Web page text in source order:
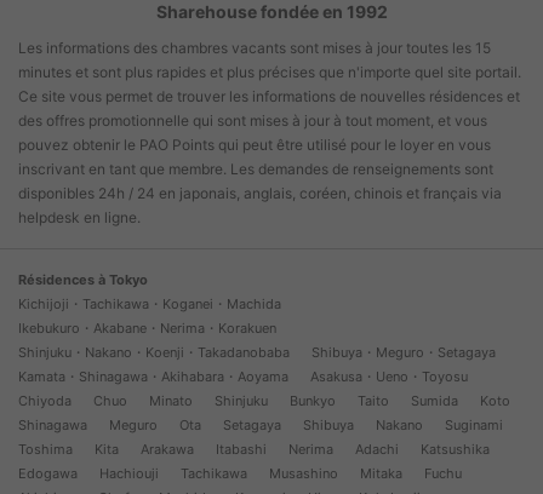
Sharehouse fondée en 1992
Les informations des chambres vacants sont mises à jour toutes les 15
minutes et sont plus rapides et plus précises que n'importe quel site portail.
Ce site vous permet de trouver les informations de nouvelles résidences et
des offres promotionnelle qui sont mises à jour à tout moment, et vous
pouvez obtenir le PAO Points qui peut être utilisé pour le loyer en vous
inscrivant en tant que membre. Les demandes de renseignements sont
disponibles 24h / 24 en japonais, anglais, coréen, chinois et français via
helpdesk en ligne.
Résidences à Tokyo
Kichijoji・Tachikawa・Koganei・Machida
Ikebukuro・Akabane・Nerima・Korakuen
Shinjuku・Nakano・Koenji・Takadanobaba
Shibuya・Meguro・Setagaya
Kamata・Shinagawa・Akihabara・Aoyama
Asakusa・Ueno・Toyosu
Chiyoda
Chuo Minato Shinjuku Bunkyo Taito Sumida
Koto
Shinagawa
Meguro Ota Setagaya Shibuya Nakano
Suginami
Toshima
Kita Arakawa Itabashi Nerima Adachi
Katsushika
Edogawa
Hachiouji Tachikawa Musashino Mitaka
Fuchu